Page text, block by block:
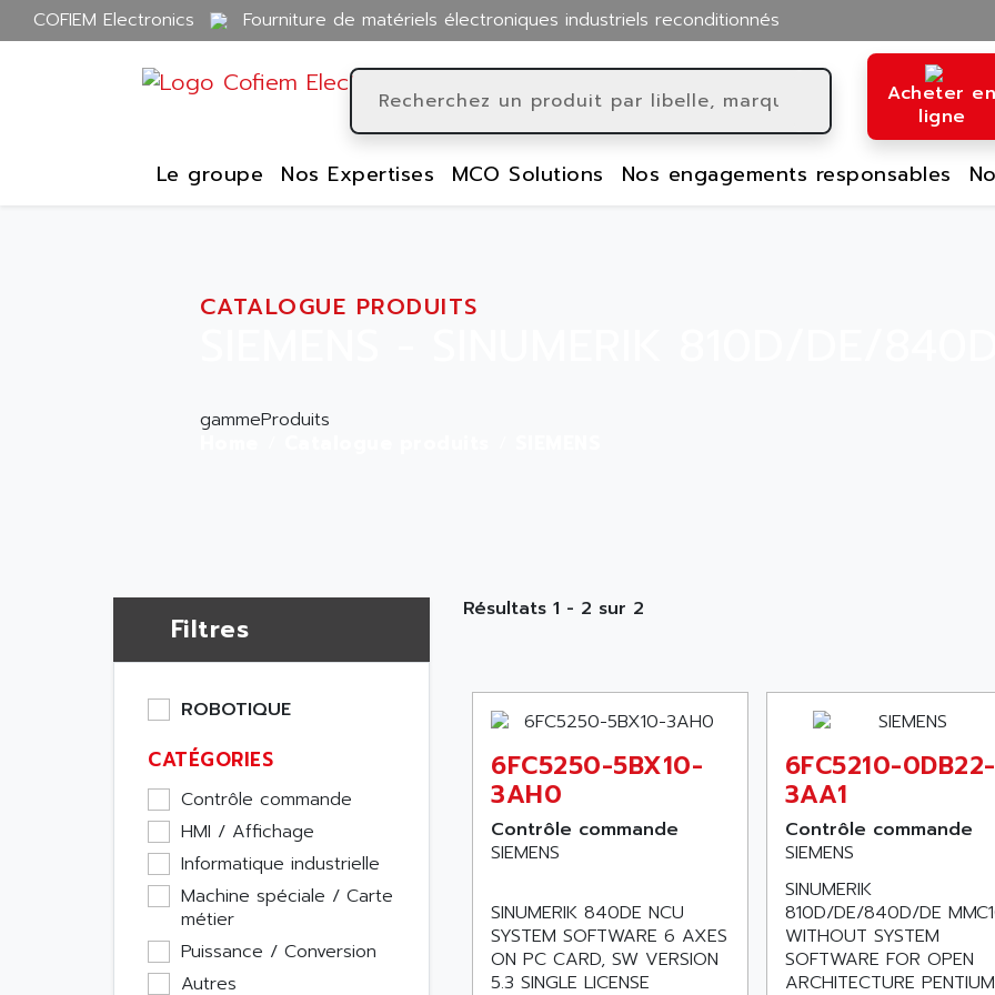
COFIEM Electronics Fourniture de matériels électroniques industriels reconditionnés
Acheter en
ligne
Le groupe Nos Expertises MCO Solutions Nos engagements responsables
CATALOGUE PRODUITS
gammeProduits
Filtres
ROBOTIQUE
CATÉGORIES
Contrôle commande
HMI / Affichage
Informatique industrielle
Machine spéciale / Carte
métier
Puissance / Conversion
Autres
Résultats 1 - 2 sur 2
6FC5250-5BX10-
3AH0
Contrôle commande
SIEMENS
SINUMERIK 840DE NCU
SYSTEM SOFTWARE 6 AXES
ON PC CARD, SW VERSION
5.3 SINGLE LICENSE
6FC5210-0DB22-
3AA1
Contrôle commande
SIEMENS
SINUMERIK
810D/DE/840D/DE
WITHOUT SYSTEM
SOFTWARE FOR OPEN
ARCHITECTURE PENTIUM